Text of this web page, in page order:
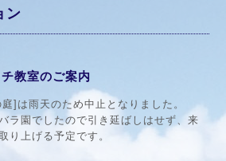
ン
教室のご案内
]は雨天のため中止となりました。
ラ園でしたので引き延ばしはせず、来
り上げる予定です。